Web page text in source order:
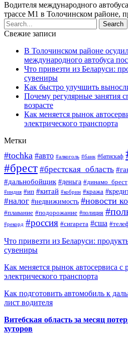
Водителя международного
трассе М1 в Толочинском районе,
Свежие записи
В Толочинском районе
международного автобуса
Что привезти из Беларуси:
сувениры
Как быстро улучшить
Почему регулярные занятия
возрасте
Как меняется рынок
электрического транспорта
Метки
#tochka #авто #алкоголь #банк #батискаф
#брест #брестская_область
#дальнобойщик #деньга #динамо_брест
#индия #ип #китай #кобрин #кража
#налог #недвижимость #новости
#плавание #подорожание #полиция
#рекорд #россия #сигарета #сша
Что привезти из Беларуси:
сувениры
Как меняется рынок автосервиса с
электрического транспорта
Как подготовить автомобиль к
лист водителя
Витебская область за месяц
хуторов